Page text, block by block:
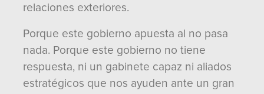
relaciones exteriores.
Porque este gobierno apuesta al no pasa
nada. Porque este gobierno no tiene
respuesta, ni un gabinete capaz ni aliados
estratégicos que nos ayuden ante un gran